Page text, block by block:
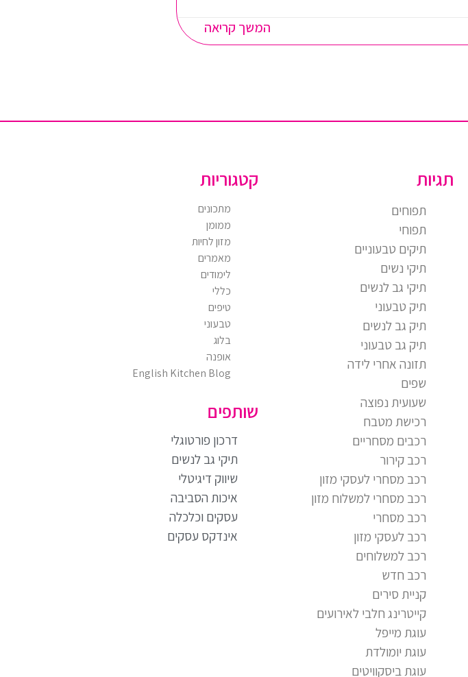
המשך קריאה
תגיות
תפוחים
תפוחי
תיקים טבעוניים
תיקי נשים
תיקי גב לנשים
תיק טבעוני
תיק גב לנשים
תיק גב טבעוני
תזונה אחרי לידה
שפים
שעועית נפוצה
רכישת מטבח
רכבים מסחריים
רכב קירור
רכב מסחרי לעסקי מזון
רכב מסחרי למשלוח מזון
רכב מסחרי
רכב לעסקי מזון
רכב למשלוחים
רכב חדש
קניית סירים
קייטרינג חלבי לאירועים
עוגת מייפל
עוגת יומולדת
עוגת ביסקוויטים
קטגוריות
מתכונים
ממומן
מזון לחיות
מאמרים
לימודים
כללי
טיפים
טבעוני
בלוג
אופנה
English Kitchen Blog
שותפים
דרכון פורטוגלי
תיקי גב לנשים
שיווק דיגיטלי
איכות הסביבה
עסקים וכלכלה
אינדקס עסקים